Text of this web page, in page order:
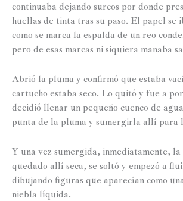
continuaba dejando surcos por donde
huellas de tinta tras su paso. El papel se
como se marca la espalda de un reo
pero de esas marcas ni siquiera manaba
Abrió la pluma y confirmó que estaba
cartucho estaba seco. Lo quitó y fue a
decidió llenar un pequeño cuenco de
punta de la pluma y sumergirla allí para
Y una vez sumergida, inmediatamente,
quedado allí seca, se soltó y empezó a
dibujando figuras que aparecían como
niebla líquida.